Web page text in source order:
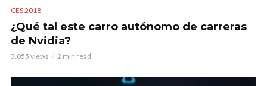
CES 2018
¿Qué tal este carro autónomo de carreras
de Nvidia?
3.055 views 2 min read